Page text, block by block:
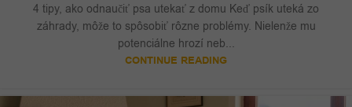
4 tipy, ako odnaučiť psa utekať z domu Keď psík uteká zo
záhrady, môže to spôsobiť rôzne problémy. Nielenže mu
potenciálne hrozí neb...
CONTINUE READING